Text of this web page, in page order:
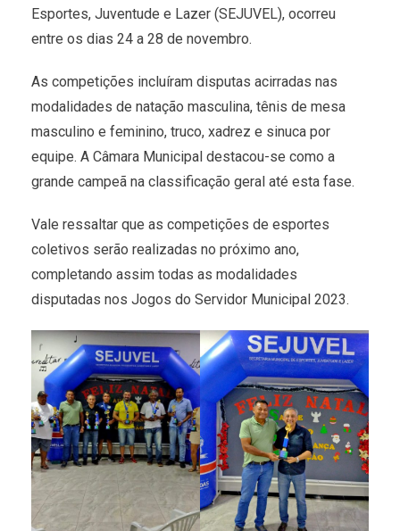
Esportes, Juventude e Lazer (SEJUVEL), ocorreu
entre os dias 24 a 28 de novembro.
As competições incluíram disputas acirradas nas
modalidades de natação masculina, tênis de mesa
masculino e feminino, truco, xadrez e sinuca por
equipe. A Câmara Municipal destacou-se como a
grande campeã na classificação geral até esta fase.
Vale ressaltar que as competições de esportes
coletivos serão realizadas no próximo ano,
completando assim todas as modalidades
disputadas nos Jogos do Servidor Municipal 2023.